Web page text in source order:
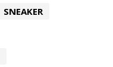
SNEAKER